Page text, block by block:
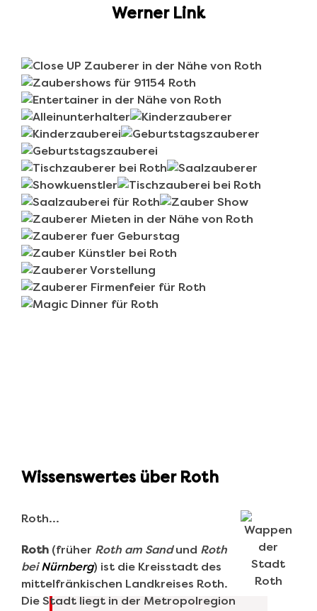
Werner Link
Wissenswertes über Roth
Roth…
Roth (früher Roth am Sandund Roth
beiNürnberg) ist die Kreisstadt des
mittelfränkischen Landkreises Roth.
Die Stadt liegt in der Metropolregion